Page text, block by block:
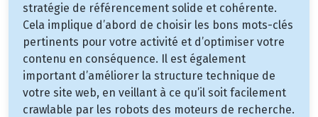
stratégie de référencement solide et cohérente.
Cela implique d’abord de choisir les bons mots-clés
pertinents pour votre activité et d’optimiser votre
contenu en conséquence. Il est également
important d’améliorer la structure technique de
votre site web, en veillant à ce qu’il soit facilement
crawlable par les robots des moteurs de recherche.